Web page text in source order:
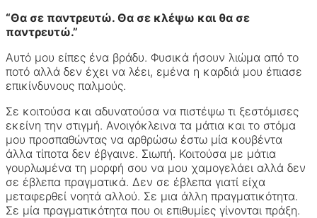
“Θα σε παντρευτώ. Θα σε κλέψω και θα σε
παντρευτώ.”
Αυτό μου είπες ένα βράδυ. Φυσικά ήσουν λιώμα από το
ποτό αλλά δεν έχει να λέει, εμένα η καρδιά μου έπιασε
επικίνδυνους παλμούς.
Σε κοιτούσα και αδυνατούσα να πιστέψω τι ξεστόμισες
εκείνη την στιγμή. Ανοιγόκλεινα τα μάτια και το στόμα
μου προσπαθώντας να αρθρώσω έστω μία κουβέντα
άλλα τίποτα δεν έβγαινε. Σιωπή. Κοιτούσα με μάτια
γουρλωμένα τη μορφή σου να μου χαμογελάει αλλά δεν
σε έβλεπα πραγματικά. Δεν σε έβλεπα γιατί είχα
μεταφερθεί νοητά αλλού. Σε μια άλλη πραγματικότητα.
Σε μία πραγματικότητα που οι επιθυμίες γίνονται πράξη.